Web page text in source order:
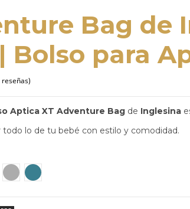
Bag de
Bolso para
(2 reseñas)
Aptica XT Adventure Bag de Inglesina
todo lo de tu bebé con estilo y comodidad.
Beige
Canyon GreyHymalaya Blue